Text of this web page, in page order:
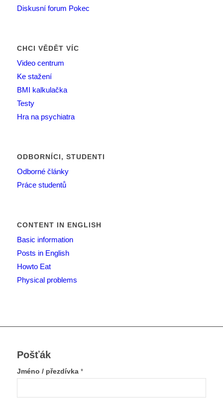
Diskusní forum Pokec
CHCI VĚDĚT VÍC
Video centrum
Ke stažení
BMI kalkulačka
Testy
Hra na psychiatra
ODBORNÍCI, STUDENTI
Odborné články
Práce studentů
CONTENT IN ENGLISH
Basic information
Posts in English
Howto Eat
Physical problems
Pošťák
Jméno / přezdívka *